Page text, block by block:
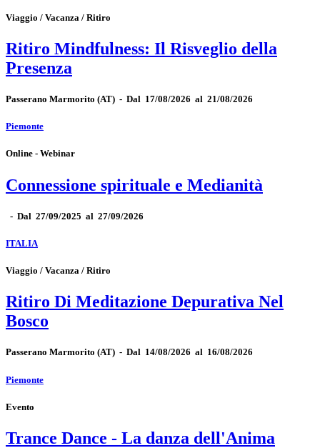
Viaggio / Vacanza / Ritiro
Ritiro Mindfulness: Il Risveglio della
Presenza
Passerano Marmorito (AT) - Dal 17/08/2026 al 21/08/2026
Piemonte
Online - Webinar
Connessione spirituale e Medianità
- Dal 27/09/2025 al 27/09/2026
ITALIA
Viaggio / Vacanza / Ritiro
Ritiro Di Meditazione Depurativa Nel
Bosco
Passerano Marmorito (AT) - Dal 14/08/2026 al 16/08/2026
Piemonte
Evento
Trance Dance - La danza dell'Anima